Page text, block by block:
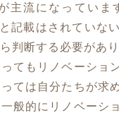
主流になっていま
記載はされていな
判断する必要があり
てもリノベーショ
ては自分たちが求
般的にリノベーシ